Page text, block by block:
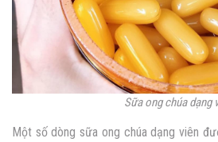
Sữa ong chúa dạng
Một số dòng sữa ong chúa dạng viên